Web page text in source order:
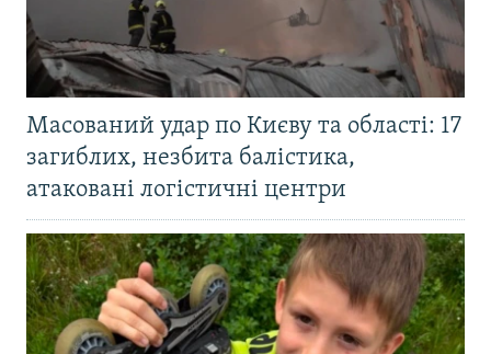
Масований удар по Києву та області: 17
загиблих, незбита балістика,
атаковані логістичні центри